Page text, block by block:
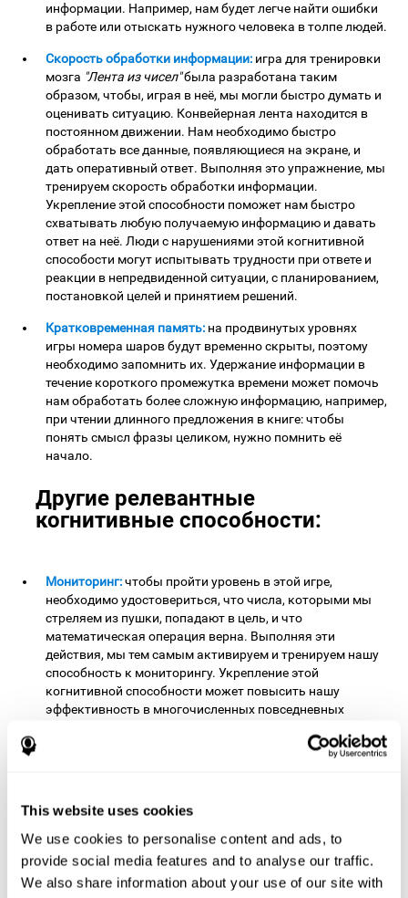
This website uses cookies
We use cookies to personalise content and ads, to
provide social media features and to analyse our traffic.
We also share information about your use of our site with
информации. Например, нам будет легче найти ошибки
в работе или отыскать нужного человека в толпе людей.
Скорость обработки информации: игра для тренировки
мозга "Лента из чисел"была разработана таким
образом, чтобы, играя в неё, мы могли быстро думать и
оценивать ситуацию. Конвейерная лента находится в
постоянном движении. Нам необходимо быстро
обработать все данные, появляющиеся на экране, и
дать оперативный ответ. Выполняя это упражнение, мы
тренируем скорость обработки информации.
Укрепление этой способности поможет нам быстро
схватывать любую получаемую информацию и давать
ответ на неё. Люди с нарушениями этой когнитивной
способости могут испытывать трудности при ответе и
реакции в непредвиденной ситуации, с планированием,
постановкой целей и принятием решений.
Кратковременная память: на продвинутых уровнях
игры номера шаров будут временно скрыты, поэтому
необходимо запомнить их. Удержание информации в
течение короткого промежутка времени может помочь
нам обработать более сложную информацию, например,
при чтении длинного предложения в книге: чтобы
понять смысл фразы целиком, нужно помнить её
начало.
Другие релевантные
когнитивные способности:
Мониторинг:чтобы пройти уровень в этой игре,
необходимо удостовериться, что числа, которыми мы
стреляем из пушки, попадают в цель, и что
математическая операция верна. Выполняя эти
действия, мы тем самым активируем и тренируем нашу
способность к мониторингу. Укрепление этой
когнитивной способности может повысить нашу
эффективность в многочисленных повседневных
понять, когда наше поведение и план действий
Распределённое внимание: чтобы достичь прогресса в
этой умной игре, необходимо одновременно следить за
различными стимулами и координировать свои
действия. Выполняя это упражнение, мы активируем и